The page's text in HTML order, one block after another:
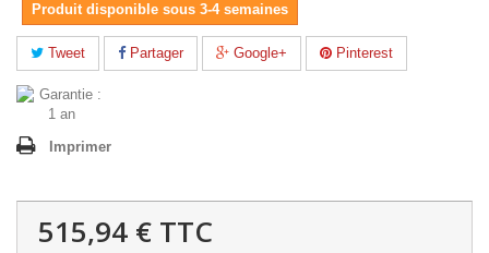
Produit disponible sous 3-4 semaines
Tweet Partager Google+ Pinterest
Imprimer
515,94 € TTC